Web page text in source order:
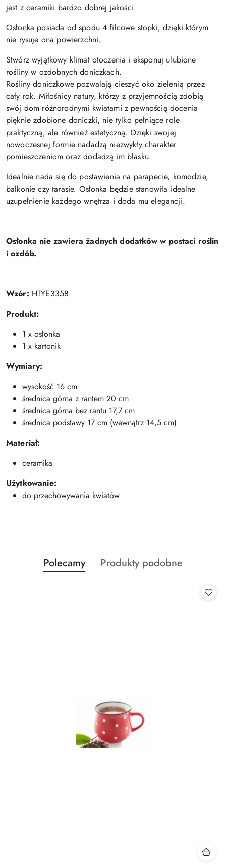
jest z ceramiki bardzo dobrej jakości.
Osłonka posiada od spodu 4 filcowe stopki, dzięki którym
nie rysuje ona powierzchni.
Stwórz wyjątkowy klimat otoczenia i eksponuj ulubione
rośliny w ozdobnych doniczkach.
Rośliny doniczkowe pozwalają cieszyć oko zielenią przez
cały rok. Miłośnicy natury, którzy z przyjemnością zdobią
swój dom różnorodnymi kwiatami z pewnością docenia
pięknie zdobione doniczki, nie tylko pełniące role
praktyczną, ale również estetyczną. Dzięki swojej
nowoczesnej formie nadadzą niezwykły charakter
pomieszczeniom oraz dodadzą im blasku.
Idealnie nada się do postawienia na parapecie, komodzie,
balkonie czy tarasie. Osłonka będzie stanowiła idealne
uzupełnienie każdego wnętrza i doda mu elegancji.
Osłonka nie zawiera żadnych dodatków w postaci roślin
i ozdób.
Wzór: HTYE3358
Produkt:
1 x osłonka
1 x kartonik
Wymiary:
wysokość 16 cm
średnica górna z rantem 20 cm
średnica górna bez rantu 17,7 cm
średnica podstawy 17 cm (wewnątrz 14,5 cm)
Materiał:
ceramika
Użytkowanie:
do przechowywania kwiatów
Pomiń karuzelę produktów
Produkty
o
Polecamy
Produkty
Produkty podobne